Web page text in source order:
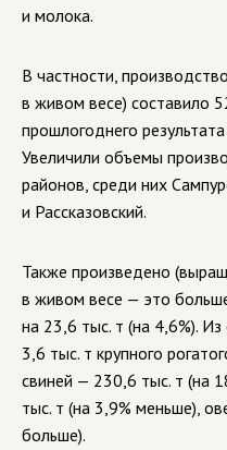
и молока.
В частности,
в живом весе) составило
прошлогоднего
Увеличили объемы
районов, среди них
и Рассказовский.
Также произведено
в живом весе — это
на 23,6 тыс. т (на 4,6%).
3,6 тыс. т крупного
свиней — 230,6 тыс. т (на
тыс. т (на 3,9% меньше),
больше).